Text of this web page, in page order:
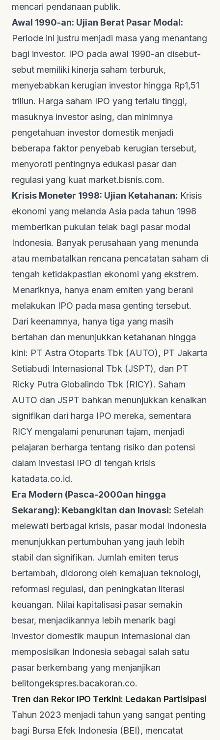
mencari pendanaan publik.
Awal 1990-an: Ujian Berat Pasar Modal:
Periode ini justru menjadi masa yang menantang
bagi investor. IPO pada awal 1990-an disebut-
sebut memiliki kinerja saham terburuk,
menyebabkan kerugian investor hingga Rp1,51
triliun. Harga saham IPO yang terlalu tinggi,
masuknya investor asing, dan minimnya
pengetahuan investor domestik menjadi
beberapa faktor penyebab kerugian tersebut,
menyoroti pentingnya edukasi pasar dan
regulasi yang kuat market.bisnis.com.
Krisis Moneter 1998: Ujian Ketahanan: Krisis
ekonomi yang melanda Asia pada tahun 1998
memberikan pukulan telak bagi pasar modal
Indonesia. Banyak perusahaan yang menunda
atau membatalkan rencana pencatatan saham di
tengah ketidakpastian ekonomi yang ekstrem.
Menariknya, hanya enam emiten yang berani
melakukan IPO pada masa genting tersebut.
Dari keenamnya, hanya tiga yang masih
bertahan dan menunjukkan ketahanan hingga
kini: PT Astra Otoparts Tbk (AUTO), PT Jakarta
Setiabudi Internasional Tbk (JSPT), dan PT
Ricky Putra Globalindo Tbk (RICY). Saham
AUTO dan JSPT bahkan menunjukkan kenaikan
signifikan dari harga IPO mereka, sementara
RICY mengalami penurunan tajam, menjadi
pelajaran berharga tentang risiko dan potensi
dalam investasi IPO di tengah krisis
katadata.co.id.
Era Modern (Pasca-2000an hingga
Sekarang): Kebangkitan dan Inovasi: Setelah
melewati berbagai krisis, pasar modal Indonesia
menunjukkan pertumbuhan yang jauh lebih
stabil dan signifikan. Jumlah emiten terus
bertambah, didorong oleh kemajuan teknologi,
reformasi regulasi, dan peningkatan literasi
keuangan. Nilai kapitalisasi pasar semakin
besar, menjadikannya lebih menarik bagi
investor domestik maupun internasional dan
memposisikan Indonesia sebagai salah satu
pasar berkembang yang menjanjikan
belitongekspres.bacakoran.co.
Tren dan Rekor IPO Terkini: Ledakan Partisipasi
Tahun 2023 menjadi tahun yang sangat penting
bagi Bursa Efek Indonesia (BEI), mencatat